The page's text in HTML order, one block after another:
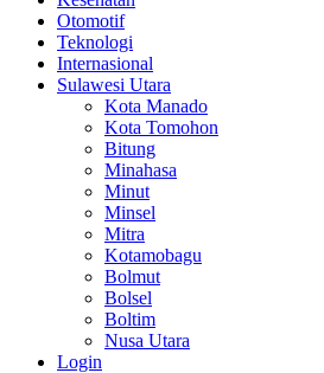
Otomotif
Teknologi
Internasional
Sulawesi Utara
Kota Manado
Kota Tomohon
Bitung
Minahasa
Minut
Minsel
Mitra
Kotamobagu
Bolmut
Bolsel
Boltim
Nusa Utara
Login